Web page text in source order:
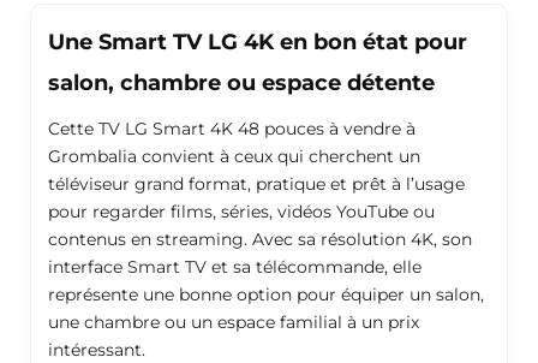
Une Smart TV LG 4K en bon état pour
salon, chambre ou espace détente
Cette TV LG Smart 4K 48 pouces à vendre à
Grombalia convient à ceux qui cherchent un
téléviseur grand format, pratique et prêt à l’usage
pour regarder films, séries, vidéos YouTube ou
contenus en streaming. Avec sa résolution 4K, son
interface Smart TV et sa télécommande, elle
représente une bonne option pour équiper un salon,
une chambre ou un espace familial à un prix
intéressant.